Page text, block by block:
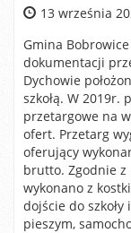
13 września
Gmina
dokumentacji
Dychowie
szkołą. W
przetargowe na
ofert. Przetarg
oferujący
brutto. Zgodnie
wykonano z
dojście do
pieszym,